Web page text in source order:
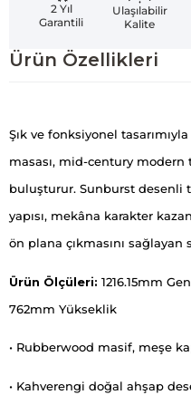
2 Yıl
Garantili
Ulaşılabilir
Kalite
Ürün Özellikleri
Şık ve fonksiyonel
masası, mid-century modern
buluşturur. Sunburst desenli
yapısı, mekâna karakter
ön plana çıkmasını
Ürün Ölçüleri: 1216.15mm
762mm Yükseklik
• Rubberwood masif, meşe
• Kahverengi doğal ahşap